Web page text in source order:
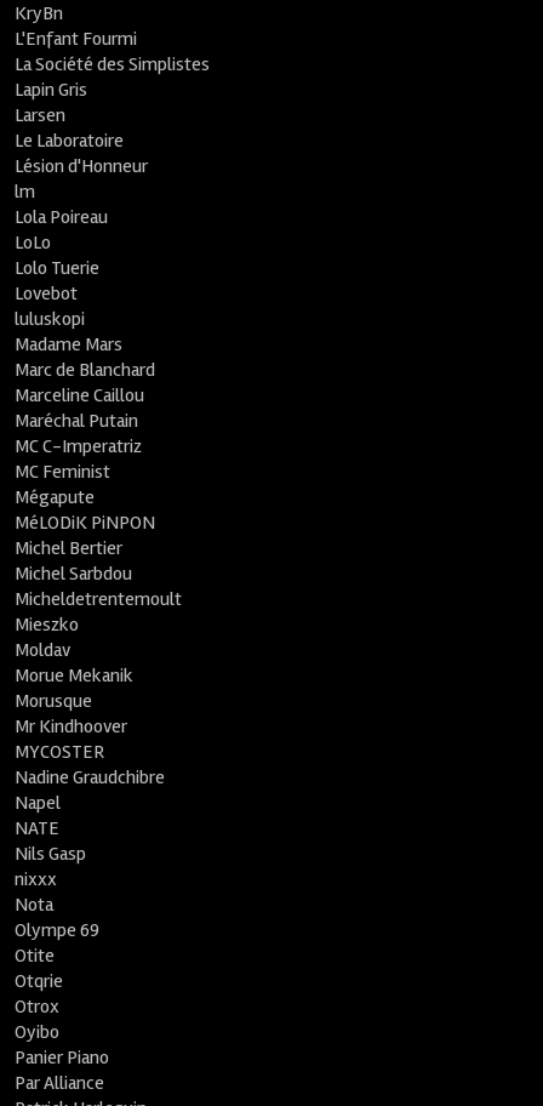
KryBn
L'Enfant Fourmi
La Société des Simplistes
Lapin Gris
Larsen
Le Laboratoire
Lésion d'Honneur
lm
Lola Poireau
LoLo
Lolo Tuerie
Lovebot
luluskopi
Madame Mars
Marc de Blanchard
Marceline Caillou
Maréchal Putain
MC C-Imperatriz
MC Feminist
Mégapute
MéLODiK PiNPON
Michel Bertier
Michel Sarbdou
Micheldetrentemoult
Mieszko
Moldav
Morue Mekanik
Morusque
Mr Kindhoover
MYCOSTER
Nadine Graudchibre
Napel
NATE
Nils Gasp
nixxx
Nota
Olympe 69
Otite
Otqrie
Otrox
Oyibo
Panier Piano
Par Alliance